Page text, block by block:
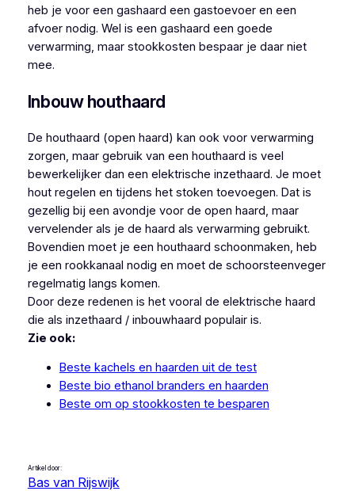
heb je voor een gashaard een gastoevoer en een
afvoer nodig. Wel is een gashaard een goede
verwarming, maar stookkosten bespaar je daar niet
mee.
Inbouw houthaard
De houthaard (open haard) kan ook voor verwarming
zorgen, maar gebruik van een houthaard is veel
bewerkelijker dan een elektrische inzethaard. Je moet
hout regelen en tijdens het stoken toevoegen. Dat is
gezellig bij een avondje voor de open haard, maar
vervelender als je de haard als verwarming gebruikt.
Bovendien moet je een houthaard schoonmaken, heb
je een rookkanaal nodig en moet de schoorsteenveger
regelmatig langs komen.
Door deze redenen is het vooral de elektrische haard
die als inzethaard / inbouwhaard populair is.
Zie ook:
Beste kachels en haarden uit de test
Beste bio ethanol branders en haarden
Beste om op stookkosten te besparen
Artikel door:
Bas van Rijswijk